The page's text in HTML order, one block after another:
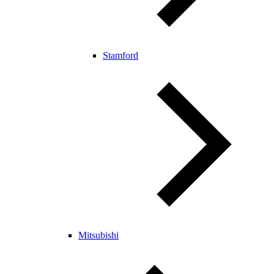
Stamford
Mitsubishi